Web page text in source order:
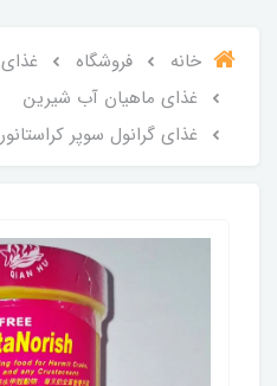
خانه فروشگاه
غذای ماهیان آب شیرین
غذای گرانول سوپر